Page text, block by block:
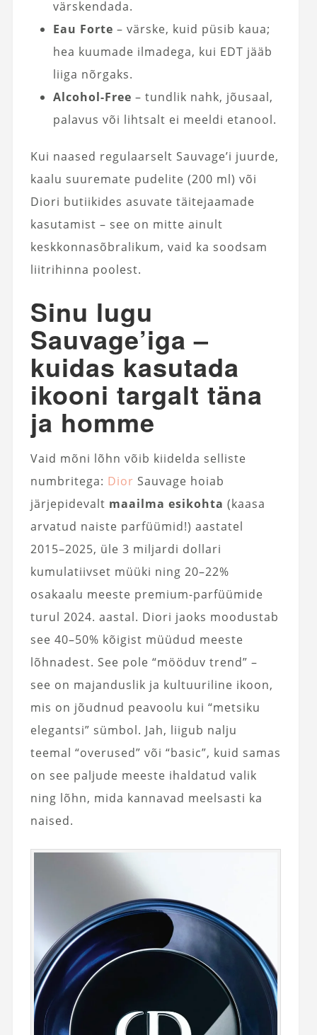
värskendada.
Eau Forte – värske, kuid püsib kaua;
hea kuumade ilmadega, kui EDT jääb
liiga nõrgaks.
Alcohol-Free – tundlik nahk, jõusaal,
palavus või lihtsalt ei meeldi etanool.
Kui naased regulaarselt Sauvage’i juurde,
kaalu suuremate pudelite (200 ml) või
Diori butiikides asuvate täitejaamade
kasutamist – see on mitte ainult
keskkonnasõbralikum, vaid ka soodsam
liitrihinna poolest.
Sinu lugu
Sauvage’iga –
kuidas kasutada
ikooni targalt täna
ja homme
Vaid mõni lõhn võib kiidelda selliste
numbritega: Dior Sauvage hoiab
järjepidevalt maailma esikohta (kaasa
arvatud naiste parfüümid!) aastatel
2015–2025, üle 3 miljardi dollari
kumulatiivset müüki ning 20–22%
osakaalu meeste premium-parfüümide
turul 2024. aastal. Diori jaoks moodustab
see 40–50% kõigist müüdud meeste
lõhnadest. See pole “mööduv trend” –
see on majanduslik ja kultuuriline ikoon,
mis on jõudnud peavoolu kui “metsiku
elegantsi” sümbol. Jah, liigub nalju
teemal “overused” või “basic”, kuid samas
on see paljude meeste ihaldatud valik
ning lõhn, mida kannavad meelsasti ka
naised.